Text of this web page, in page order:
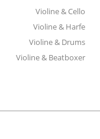
Violine & Cello
Violine & Harfe
Violine & Drums
Violine & Beatboxer